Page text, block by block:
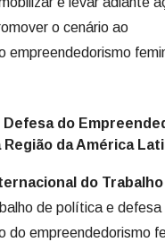
o cenário ao
empreendedorismo
Defesa do
Região da América
do Trabalho
de política e defesa
do empreendedorismo